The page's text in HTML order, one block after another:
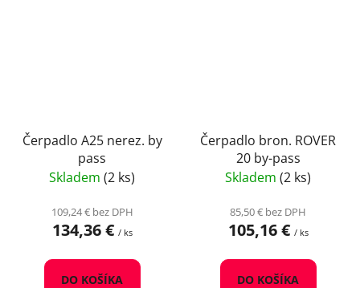
Čerpadlo A25 nerez. by
pass
Skladem (2 ks)
109,24 € bez DPH
134,36 € / ks
DO KOŠÍKA
Čerpadlo bron. ROVER
20 by-pass
Skladem (2 ks)
85,50 € bez DPH
105,16 € / ks
DO KOŠÍKA